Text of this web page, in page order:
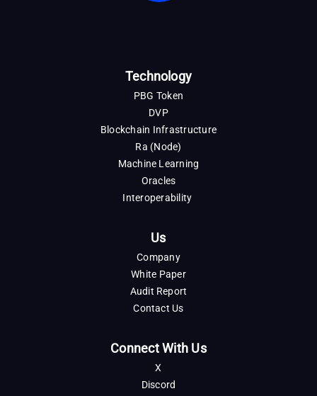
Technology
PBG Token
DVP
Blockchain Infrastructure
Ra (Node)
Machine Learning
Oracles
Interoperability
Us
Company
White Paper
Audit Report
Contact Us
Connect With Us
X
Discord